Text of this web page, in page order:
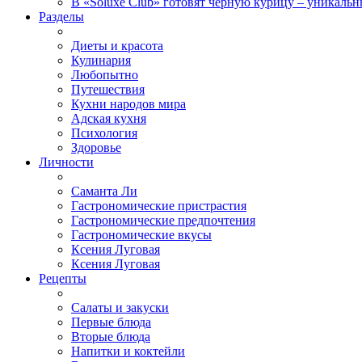
Разделы
Диеты и красота
Кулинария
Любопытно
Путешествия
Кухни народов мира
Адская кухня
Психология
Здоровье
Личности
Саманта Ли
Гастрономические пристрастия
Гастрономические предпочтения
Гастрономические вкусы
Ксения Луговая
Ксения Луговая
Рецепты
Салаты и закуски
Первые блюда
Вторые блюда
Напитки и коктейли